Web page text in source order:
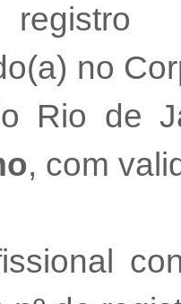
no
Rio de
, com